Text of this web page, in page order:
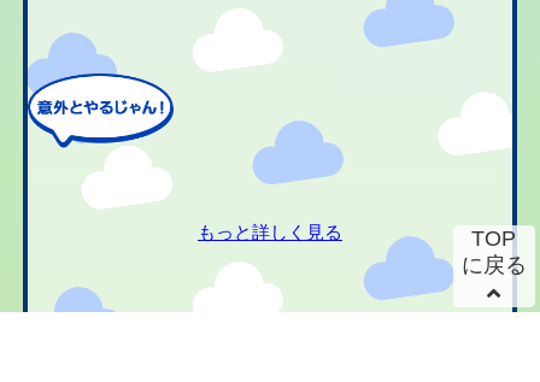
もっと詳しく見る
TOP
に戻る